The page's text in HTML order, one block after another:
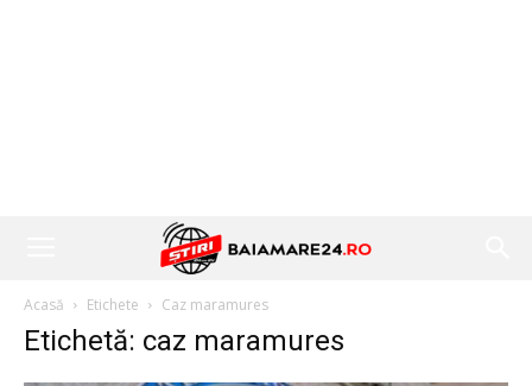
Acasă Etichete Caz maramures
Etichetă: caz maramures